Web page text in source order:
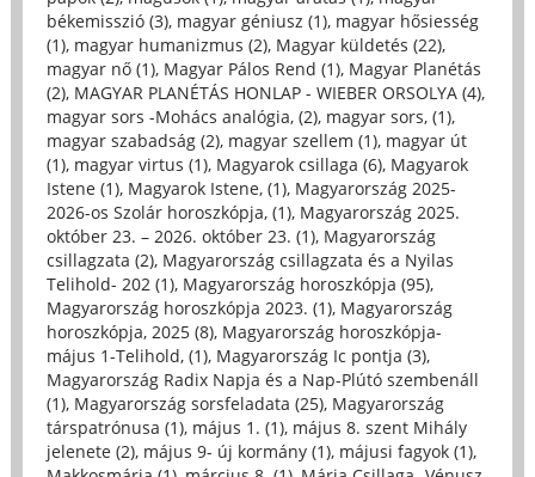
békemisszió (3), magyar géniusz (1), magyar hősiesség
(1), magyar humanizmus (2), Magyar küldetés (22),
magyar nő (1), Magyar Pálos Rend (1), Magyar Planétás
(2), MAGYAR PLANÉTÁS HONLAP - WIEBER ORSOLYA (4),
magyar sors -Mohács analógia, (2), magyar sors, (1),
magyar szabadság (2), magyar szellem (1), magyar út
(1), magyar virtus (1), Magyarok csillaga (6), Magyarok
Istene (1), Magyarok Istene, (1), Magyarország 2025-
2026-os Szolár horoszkópja, (1), Magyarország 2025.
október 23. – 2026. október 23. (1), Magyarország
csillagzata (2), Magyarország csillagzata és a Nyilas
Telihold- 202 (1), Magyarország horoszkópja (95),
Magyarország horoszkópja 2023. (1), Magyarország
horoszkópja, 2025 (8), Magyarország horoszkópja-
május 1-Telihold, (1), Magyarország Ic pontja (3),
Magyarország Radix Napja és a Nap-Plútó szembenáll
(1), Magyarország sorsfeladata (25), Magyarország
társpatrónusa (1), május 1. (1), május 8. szent Mihály
jelenete (2), május 9- új kormány (1), májusi fagyok (1),